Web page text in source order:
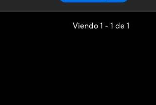
Viendo 1 - 1 de 1